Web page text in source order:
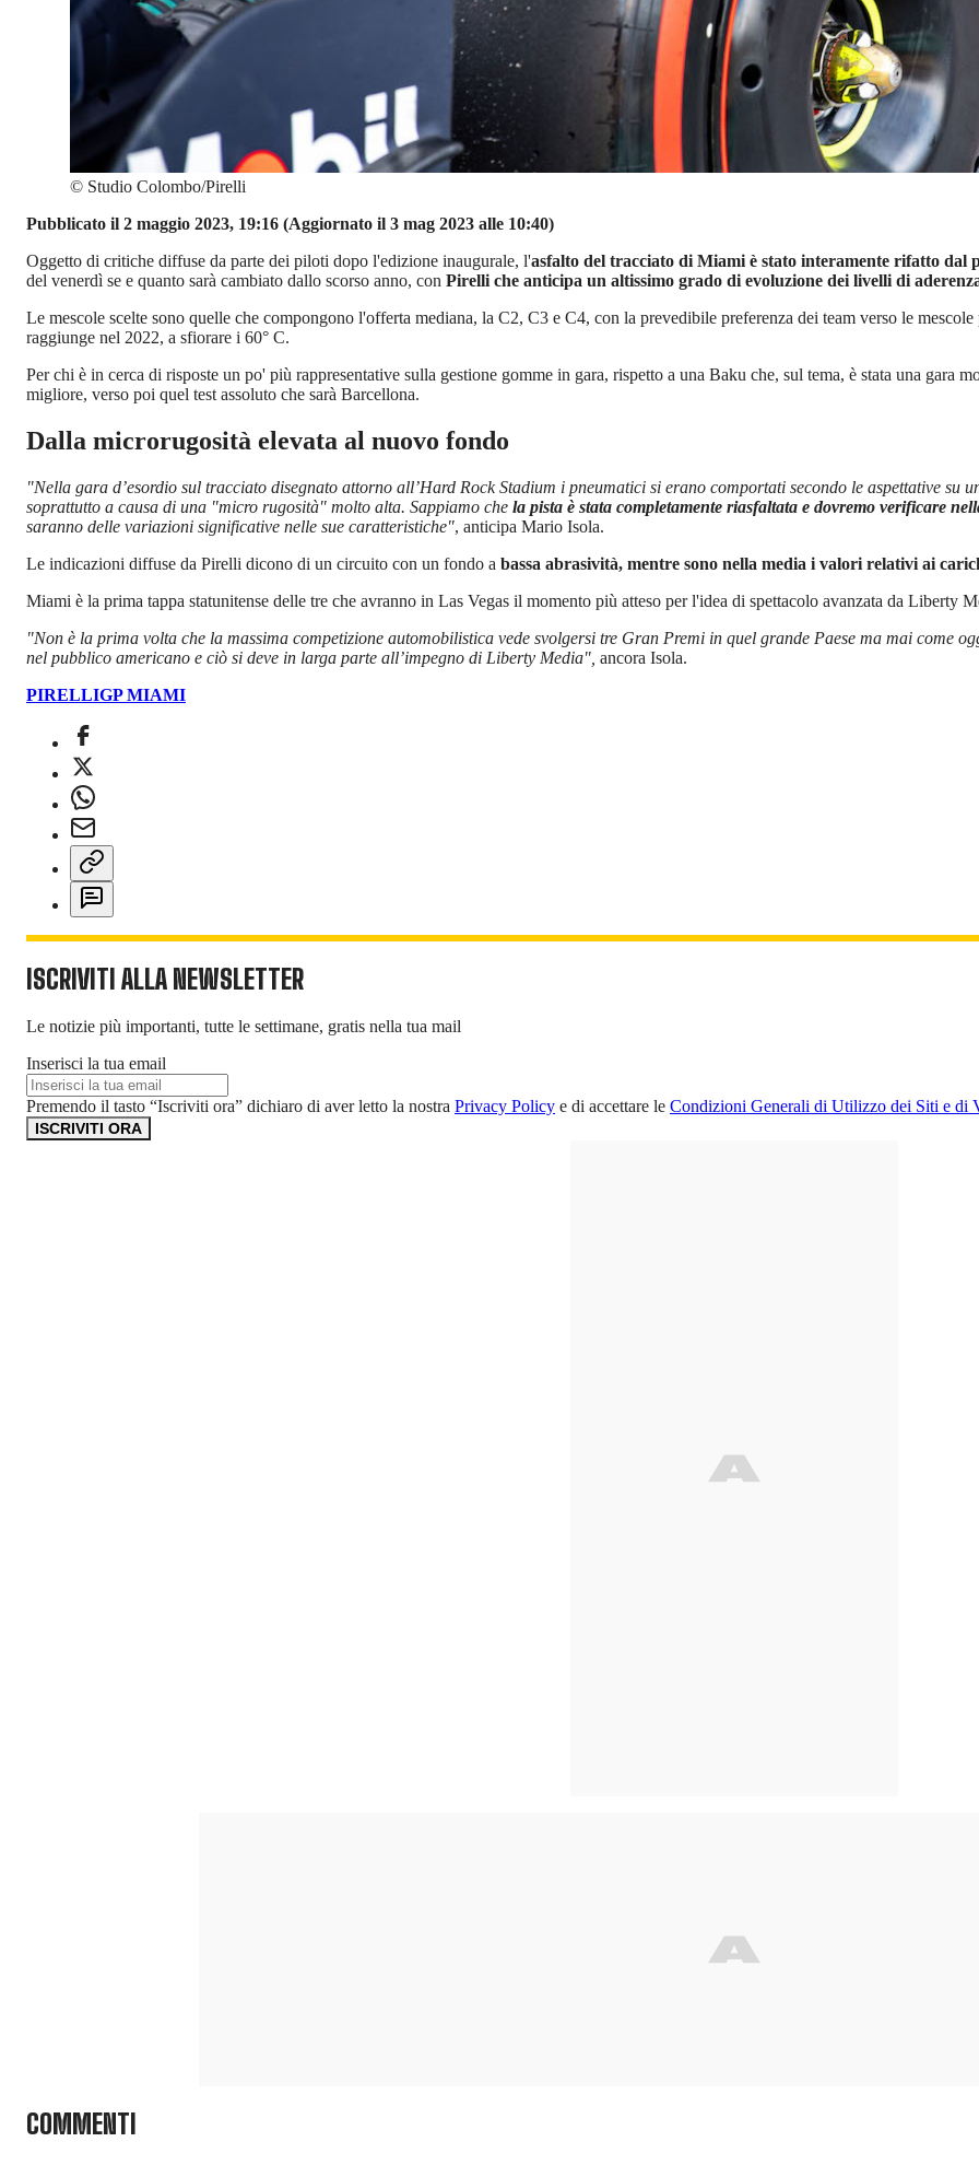
© Studio Colombo/Pirelli
Pubblicato il 2 maggio 2023, 19:16 (Aggiornato il 3 mag 2023 alle 10:40)
Oggetto di critiche diffuse da parte dei piloti dopo l'edizione inaugurale, l'asfalto del tracciato di Miami è stato interamente rifatto dal
del venerdì se e quanto sarà cambiato dallo scorso anno, con Pirelli che anticipa un altissimo grado di evoluzione dei livelli di
Le mescole scelte sono quelle che compongono l'offerta mediana, la C2, C3 e C4, con la prevedibile preferenza dei team verso le
raggiunge nel 2022, a sfiorare i 60° C.
Per chi è in cerca di risposte un po' più rappresentative sulla gestione gomme in gara, rispetto a una Baku che, sul tema, è stata una gara
migliore, verso poi quel test assoluto che sarà Barcellona.
Dalla microrugosità elevata al nuovo fondo
"Nella gara d’esordio sul tracciato disegnato attorno all’Hard Rock Stadium i pneumatici si erano comportati secondo le aspettative su
soprattutto a causa di una "micro rugosità" molto alta. Sappiamo che la pista è stata completamente riasfaltata e dovremo verificare
saranno delle variazioni significative nelle sue caratteristiche", anticipa Mario Isola.
Le indicazioni diffuse da Pirelli dicono di un circuito con un fondo a bassa abrasività, mentre sono nella media i valori relativi ai
Miami è la prima tappa statunitense delle tre che avranno in Las Vegas il momento più atteso per l'idea di spettacolo avanzata da Liberty
"Non è la prima volta che la massima competizione automobilistica vede svolgersi tre Gran Premi in quel grande Paese ma mai come
nel pubblico americano e ciò si deve in larga parte all’impegno di Liberty Media", ancora Isola.
PIRELLIGP MIAMI
ISCRIVITI ALLA NEWSLETTER
Le notizie più importanti, tutte le settimane, gratis nella tua mail
Inserisci la tua email
Premendo il tasto “Iscriviti ora” dichiaro di aver letto la nostra Privacy Policy e di accettare le Condizioni Generali di Utilizzo dei Siti e di
ISCRIVITI ORA
COMMENTI